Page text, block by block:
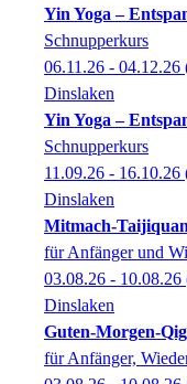
Mitmach-Taijiquan
für Anfänger und
03.08.26 - 10.08.26
Dinslaken
Guten-Morgen-
für Anfänger,
Yin Yoga –
Schnupperkurs
06.11.26 - 04.12.26
Dinslaken
Yin Yoga –
Schnupperkurs
11.09.26 - 16.10.26
Dinslaken